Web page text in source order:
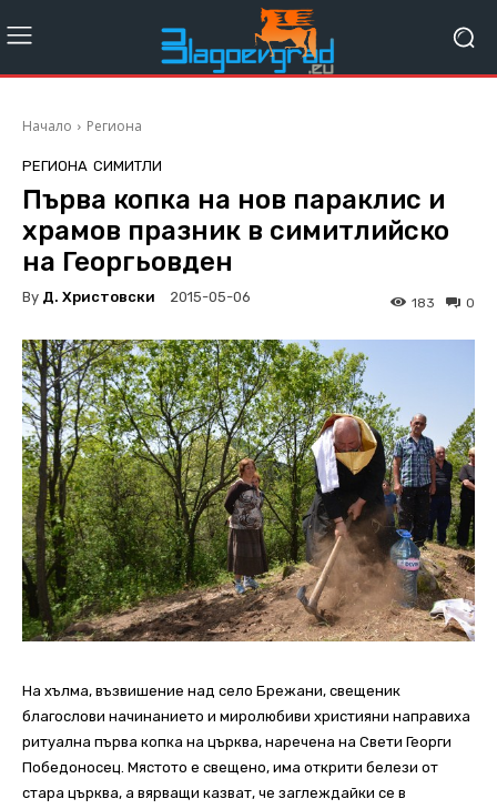
Начало Региона
РЕГИОНА СИМИТЛИ
Първа копка на нов параклис и
храмов празник в симитлийско
на Георгьовден
By Д. Христовски 2015-05-06 0
183
На хълма, възвишение над село Брежани, свещеник
благослови начинанието и миролюбиви християни направиха
ритуална първа копка на църква, наречена на Свети Георги
Победоносец. Мястото е свещено, има открити белези от
стара църква, а вярващи казват, че заглеждайки се в